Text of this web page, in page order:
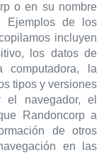
o en su nombre
Ejemplos de los
incluyen
los datos de
computadora, la
tipos y versiones
el navegador, el
Randoncorp a
de otros
en las